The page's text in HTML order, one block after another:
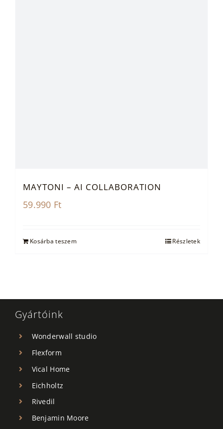
MAYTONI – AI COLLABORATION
59.990 Ft
Kosárba teszem Részletek
Gyártóink
Wonderwall studio
Flexform
Vical Home
Eichholtz
Rivedil
Benjamin Moore